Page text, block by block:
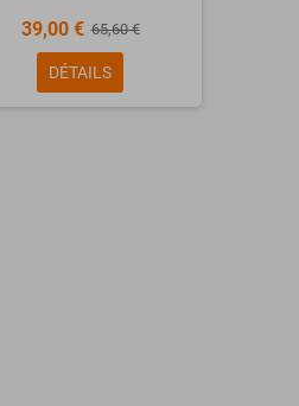
39,00 € 65,60 €
DÉTAILS